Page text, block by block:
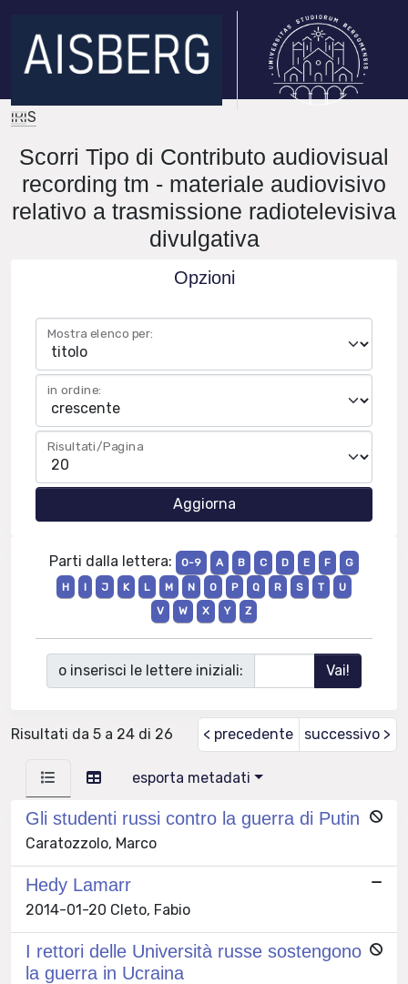
IRIS
Scorri Tipo di Contributo audiovisual
recording tm - materiale audiovisivo
relativo a trasmissione radiotelevisiva
divulgativa
Opzioni
Mostra elenco per:
in ordine:
Risultati/Pagina
Parti dalla lettera: 0-9 A B C D E F
G
H
I J K L M N O P Q R S T
U
V
W X Y Z
o inserisci le lettere iniziali:
Risultati da 5 a 24 di 26 < precedente successivo >
esporta metadati
Gli studenti russi contro la guerra di Putin
Caratozzolo, Marco
Hedy Lamarr
2014-01-20 Cleto, Fabio
I rettori delle Università russe sostengono
la guerra in Ucraina